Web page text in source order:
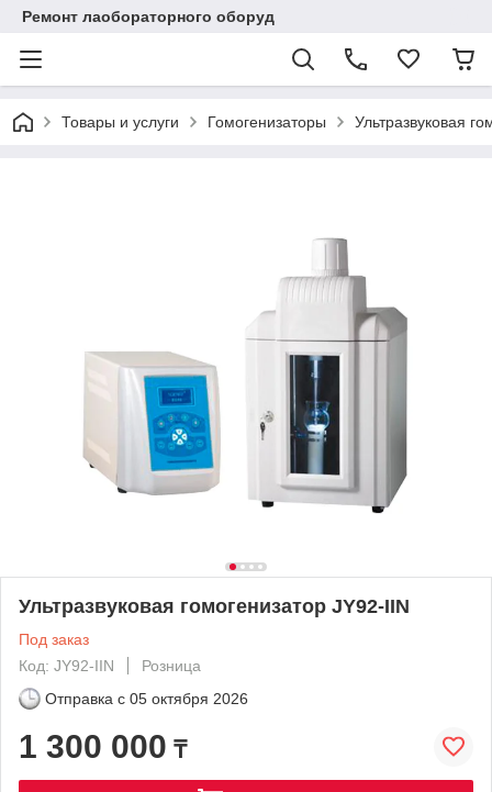
Ремонт лаобораторного оборуд
Товары и услуги Гомогенизаторы Ультразвуковая
Ультразвуковая гомогенизатор JY92-IIN
Под заказ
Код: JY92-IIN
Розница
Отправка с 05 октября 2026
1 300 000 ₸